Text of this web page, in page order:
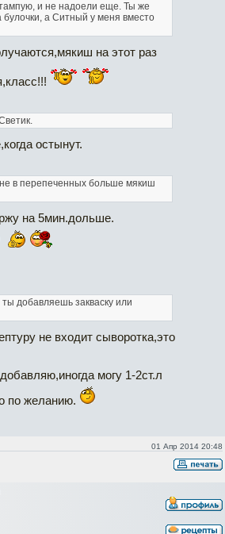
и не надоели еще. Ты же
а Ситный у меня вместо
на этот раз
остынут.
в перепеченных больше мякиш
на 5мин.дольше.
добавляешь закваску или
не входит сыворотка,это
могу 1-2ст.л
по желанию.
01 Апр 2014 20:48